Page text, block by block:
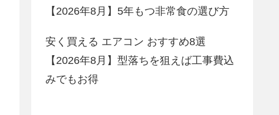
【2026年8月】5年もつ非常食の選び方
安く買える エアコン おすすめ8選
【2026年8月】型落ちを狙えば工事費込
みでもお得